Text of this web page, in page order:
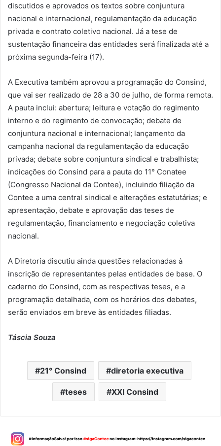
discutidos e aprovados os textos sobre conjuntura
nacional e internacional, regulamentação da educação
privada e contrato coletivo nacional. Já a tese de
sustentação financeira das entidades será finalizada até a
próxima segunda-feira (17).
A Executiva também aprovou a programação do Consind,
que vai ser realizado de 28 a 30 de julho, de forma remota.
A pauta inclui: abertura; leitura e votação do regimento
interno e do regimento de convocação; debate de
conjuntura nacional e internacional; lançamento da
campanha nacional da regulamentação da educação
privada; debate sobre conjuntura sindical e trabalhista;
indicações do Consind para a pauta do 11° Conatee
(Congresso Nacional da Contee), incluindo filiação da
Contee a uma central sindical e alterações estatutárias; e
apresentação, debate e aprovação das teses de
regulamentação, financiamento e negociação coletiva
nacional.
A Diretoria discutiu ainda questões relacionadas à
inscrição de representantes pelas entidades de base. O
caderno do Consind, com as respectivas teses, e a
programação detalhada, com os horários dos debates,
serão enviados em breve às entidades filiadas.
Táscia Souza
21° Consind diretoria executiva
teses XXI Consind